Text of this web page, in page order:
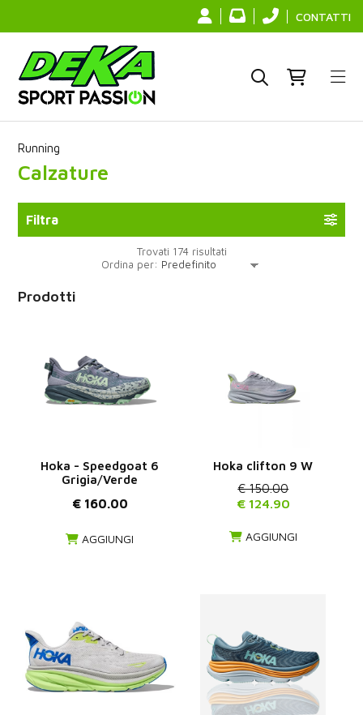
CONTATTI
Running
Calzature
Filtra
Trovati 174 risultati
Ordina per:
Prodotti
Hoka - Speedgoat 6
Grigia/Verde
€ 160.00
AGGIUNGI
Hoka clifton 9 W
€ 150.00
€ 124.90
AGGIUNGI